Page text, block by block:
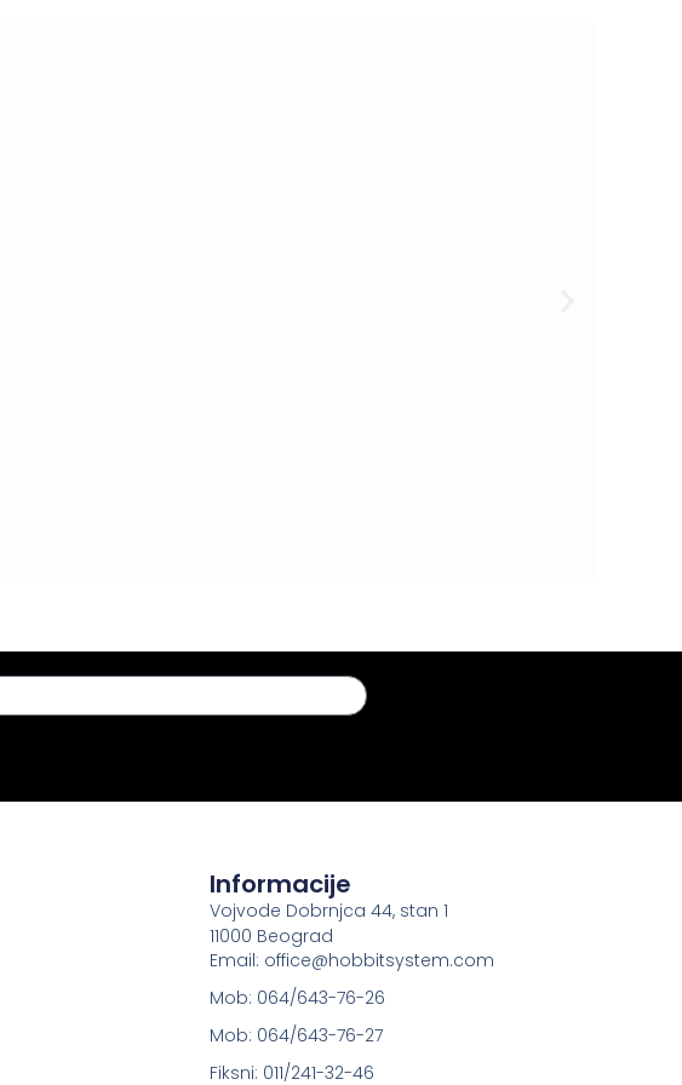
Informacije
Vojvode Dobrnjca 44, stan 1
11000 Beograd
Email: office@hobbitsystem.com
Mob: 064/643-76-26
Mob: 064/643-76-27
Fiksni: 011/241-32-46